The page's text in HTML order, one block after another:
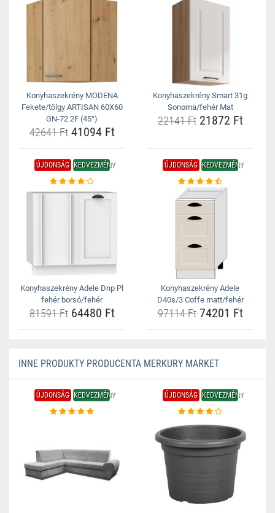
Konyhaszekrény MODENA
Fekete/tölgy ARTISAN 60X60
GN-72 2F (45°)
42641 Ft41094 Ft
Konyhaszekrény Smart 31g
Sonoma/fehér Mat
22141 Ft21872 Ft
ÚJDONSÁG KEDVEZMÉNY
Konyhaszekrény Adele Dnp Pl
fehér borsó/fehér
81591 Ft64480 Ft
ÚJDONSÁG KEDVEZMÉNY
Konyhaszekrény Adele
D40s/3 Coffe matt/fehér
97114 Ft74201 Ft
INNE PRODUKTY PRODUCENTA MERKURY MARKET
ÚJDONSÁG KEDVEZMÉNY ÚJDONSÁG KEDVEZMÉNY